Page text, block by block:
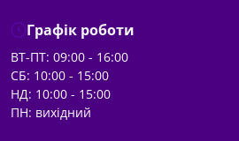
Графік роботи
ВТ-ПТ: 09:00 - 16:00
СБ: 10:00 - 15:00
НД: 10:00 - 15:00
ПН: вихідний